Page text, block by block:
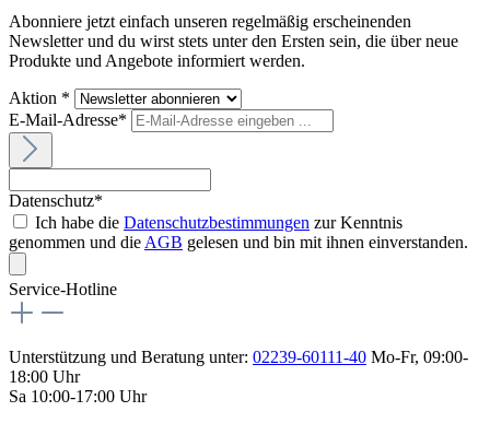
Abonniere jetzt einfach unseren regelmäßig erscheinenden
Newsletter und du wirst stets unter den Ersten sein, die über neue
Produkte und Angebote informiert werden.
Aktion *
E-Mail-Adresse*
Datenschutz*
Ich habe die Datenschutzbestimmungen zur Kenntnis
genommen und die AGB gelesen und bin mit ihnen einverstanden.
Service-Hotline
Unterstützung und Beratung unter: 02239-60111-40 Mo-Fr, 09:00-
18:00 Uhr
Sa 10:00-17:00 Uhr